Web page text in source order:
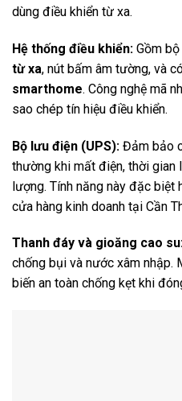
dùng điều khiển từ xa.
Hệ thống điều khiển: Gồm
từ xa, nút bấm âm tường, và
smarthome. Công nghệ mã
sao chép tín hiệu điều khiển.
Bộ lưu điện (UPS): Đảm bảo
thường khi mất điện, thời
lượng. Tính năng này đặc biệt
cửa hàng kinh doanh tại Cần
Thanh đáy và gioăng cao
chống bụi và nước xâm nhập.
biến an toàn chống kẹt khi